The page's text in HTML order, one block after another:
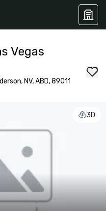
Vegas
NV, ABD, 89011
3D